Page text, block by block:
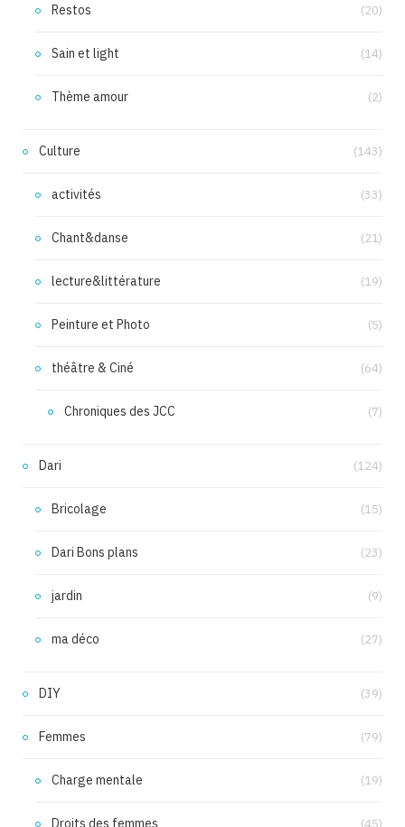
Restos (20)
Sain et light (14)
Thème amour (2)
Culture (143)
activités (33)
Chant&danse (21)
lecture&littérature (19)
Peinture et Photo (5)
théâtre & Ciné (64)
Chroniques des JCC (7)
Dari (124)
Bricolage (15)
Dari Bons plans (23)
jardin (9)
ma déco (27)
DIY (39)
Femmes (79)
Charge mentale (19)
Droits des femmes (45)